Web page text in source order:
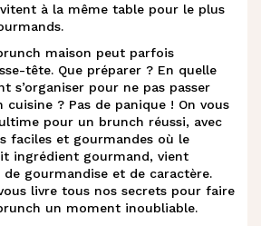
chaud à la figue
et parmesan
du brunch
au fromage et ciboulette
à la même table pour le plus
maison peut parfois
tête. Que préparer ? En quelle
s’organiser pour ne pas passer
? Pas de panique ! On vous
pour un brunch réussi, avec
faciles et gourmandes où le
ingrédient gourmand, vient
gourmandise et de caractère.
livre tous nos secrets pour faire
un moment inoubliable.